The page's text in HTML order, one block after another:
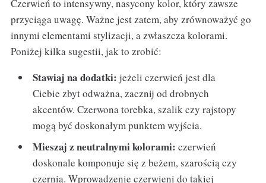
Czerwień to intensywny, nasycony kolor, który zawsze
przyciąga uwagę. Ważne jest zatem, aby zrównoważyć go
innymi elementami stylizacji, a zwłaszcza kolorami.
Poniżej kilka sugestii, jak to zrobić:
Stawiaj na dodatki: jeżeli czerwień jest dla
Ciebie zbyt odważna, zacznij od drobnych
akcentów. Czerwona torebka, szalik czy rajstopy
mogą być doskonałym punktem wyjścia.
Mieszaj z neutralnymi kolorami: czerwień
doskonale komponuje się z beżem, szarością czy
czernią. Wprowadzenie czerwieni do takiej